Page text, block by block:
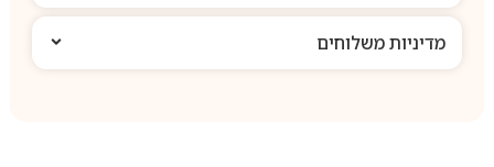
מדיניות משלוחים